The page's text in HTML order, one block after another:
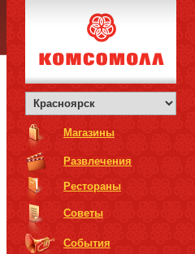
Магазины
Развлечения
Рестораны
Советы
События